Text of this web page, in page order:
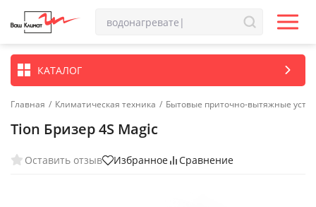
КАТАЛОГ
Главная / Климатическая техника / Бытовые приточно-вытяжные
Tion Бризер 4S Magic
Оставить отзыв Избранное Сравнение